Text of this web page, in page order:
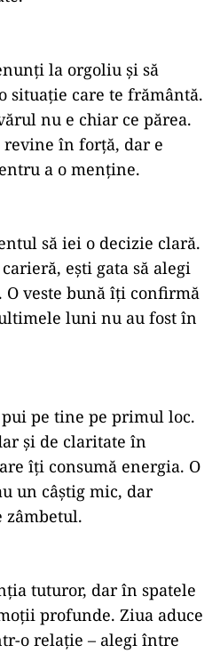
la orgoliu și să
situație care te frământă.
nu e chiar ce părea.
revine în forță, dar e
a o menține.
să iei o decizie clară.
ești gata să alegi
veste bună îți confirmă
luni nu au fost în
pe tine pe primul loc.
și de claritate în
îți consumă energia. O
un câștig mic, dar
tuturor, dar în spatele
profunde. Ziua aduce
o relație – alegi între